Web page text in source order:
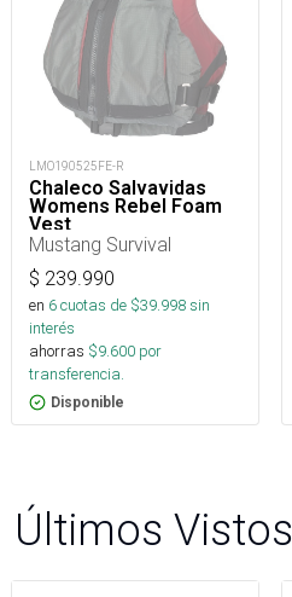
LMO190525FE-R
Chaleco Salvavidas
Womens Rebel Foam
Vest
Mustang Survival
$ 239.990
en 6cuotas de $39.998sin
interés
ahorras $9.600 por
transferencia.
Disponible
Últimos Vistos